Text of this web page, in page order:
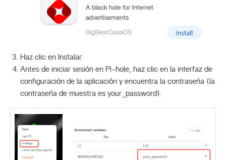
Haz clic en Instalar.
Antes de iniciar sesión en Pi-hole, haz clic en la interfaz de
configuración de la aplicación y encuentra la contraseña (la
contraseña de muestra es your_password).